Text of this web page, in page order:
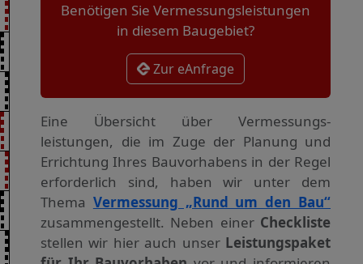
Benötigen Sie Vermessungsleistungen
in diesem Baugebiet?
Zur eAnfrage
Eine Übersicht über Vermessungs­
leistungen, die im Zuge der Planung und
Errichtung Ihres Bauvorhabens in der Regel
erforderlich sind, haben wir unter dem
Thema Vermessung „Rund um den Bau“
zusammengestellt. Neben einer Checkliste
stellen wir hier auch unser Leistungspaket